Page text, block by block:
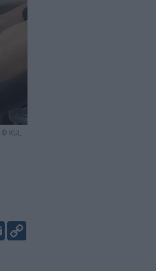
© KUL
Email